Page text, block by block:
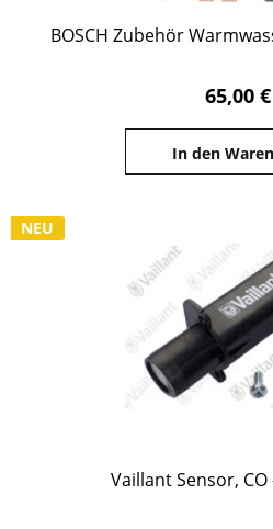
BOSCH Zubehör
65,00
In den
NEU
Vaillant Sensor, CO